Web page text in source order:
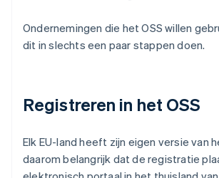
Ondernemingen die het OSS willen
dit in slechts een paar stappen doen.
Registreren in het OSS
Elk EU-land heeft zijn eigen versie van
daarom belangrijk dat de registratie